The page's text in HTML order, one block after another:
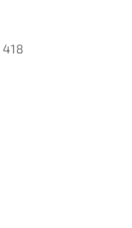
418